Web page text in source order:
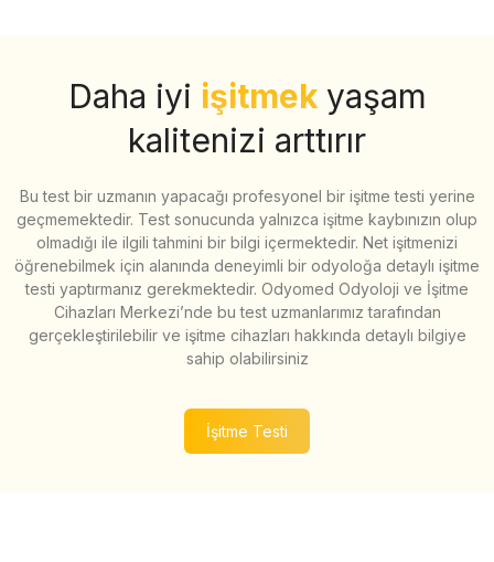
Daha iyi işitmek yaşam
kalitenizi arttırır
Bu test bir uzmanın yapacağı profesyonel bir işitme testi yerine
geçmemektedir. Test sonucunda yalnızca işitme kaybınızın olup
olmadığı ile ilgili tahmini bir bilgi içermektedir. Net işitmenizi
öğrenebilmek için alanında deneyimli bir odyoloğa detaylı işitme
testi yaptırmanız gerekmektedir. Odyomed Odyoloji ve İşitme
Cihazları Merkezi’nde bu test uzmanlarımız tarafından
gerçekleştirilebilir ve işitme cihazları hakkında detaylı bilgiye
sahip olabilirsiniz
İşitme Testi